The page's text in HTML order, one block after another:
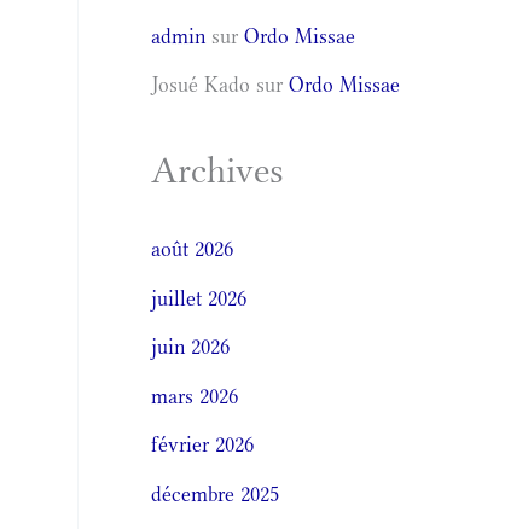
admin surOrdo Missae
Josué Kado surOrdo Missae
Archives
août 2026
juillet 2026
juin 2026
mars 2026
février 2026
décembre 2025